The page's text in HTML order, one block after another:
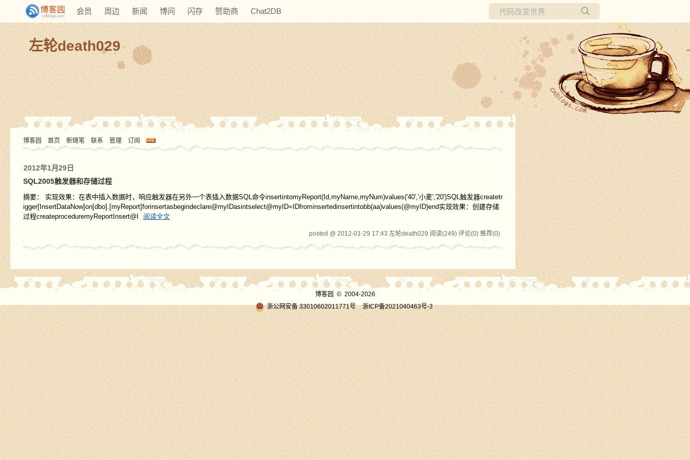
会员 周边 新闻 博问 闪存 赞助商 Chat2DB
所有博客
当前博客
左轮death029
博客园 首页 新随笔 联系 管理 订阅
2012年1月29日
SQL2005触发器和存储过程
摘要： 实现效果：在表中插入数据时，响应触发器在另外一个表插入数据SQL命令insertintomyReport(Id,myName,myNum)values('40','小麦','20')SQL触发器createtr
igger[InsertDataNow]on[dbo].[myReport]forinsertasbegindeclare@myIDasintselect@myID=IDfrominsertedinsertintobb(aa)values(@myID)end实现效果：创建存储
过程createproceduremyReportInsert@I
阅读全文
posted @ 2012-01-29 17:43 左轮death029 阅读(249) 评论(0) 推荐(0)
博客园 © 2004-2026
浙公网安备 33010602011771号
浙ICP备2021040463号-3